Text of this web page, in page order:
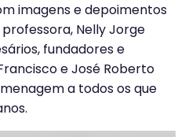
imagens e depoimentos
Nelly Jorge
fundadores e
e José Roberto
a todos os que